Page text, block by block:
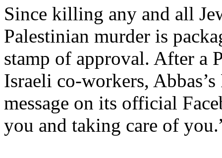
Since killing any and all
Palestinian murder is
stamp of approval. After a
Israeli co-workers,
message on its official
you and taking care of